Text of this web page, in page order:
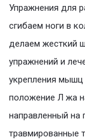
Упражнения для
сгибаем ноги в
делаем жесткий
упражнений и
укрепления мышц
положение Л жа
направленный на
травмированные